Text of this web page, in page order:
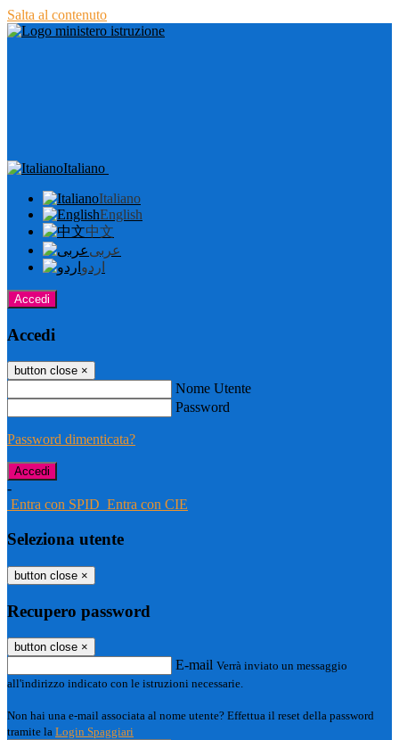
Salta al contenuto
Italiano
Italiano
English
中文
عربى
اردو
Accedi
Accedi
button close ×
Nome Utente
Password
Password dimenticata?
-
Entra con SPID Entra con CIE
Seleziona utente
button close ×
Recupero password
button close ×
E-mail Verrà inviato un messaggio
all'indirizzo indicato con le istruzioni necessarie.
Non hai una e-mail associata al nome utente? Effettua il reset della password
tramite la Login Spaggiari